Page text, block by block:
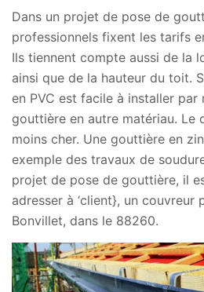
Dans un projet de pose de
professionnels fixent les tarifs
Ils tiennent compte aussi de la
ainsi que de la hauteur du toit.
en PVC est facile à installer
gouttière en autre matériau. Le
moins cher. Une gouttière en
exemple des travaux de
projet de pose de gouttière, il
adresser à ‘client}, un couvreur
Bonvillet, dans le 88260.